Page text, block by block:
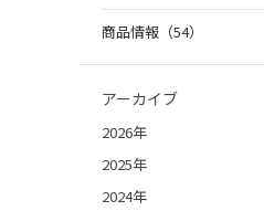
商品情報（54）
アーカイブ
2026年
2025年
2024年